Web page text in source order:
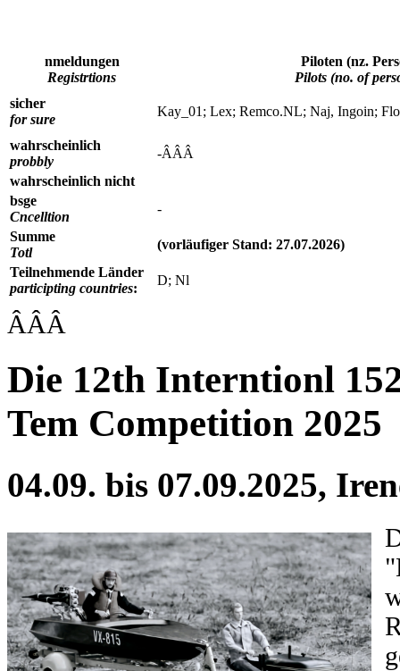
nmeldungen
Registrtions
Piloten (nz.
Pilots (no. of
sicher
for sure
Kay_01; Lex; Remco.NL; Naj, Ingoin;
wahrscheinlich
probbly
-ÂÂÂ
wahrscheinlich nicht
bsge
Cncelltion
-
Summe
Totl
(vorläufiger Stand: 27.07.2026)
Teilnehmende Länder
participting countries:
D; Nl
ÂÂÂ
Die 12th Interntionl
Tem Competition 2025
04.09. bis 07.09.2025,